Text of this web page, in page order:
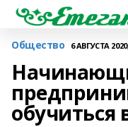
Общество 6 АВГУСТА
обучиться